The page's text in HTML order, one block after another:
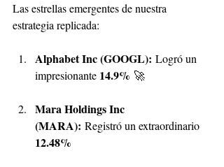
Las estrellas emergentes de nuestra
estrategia replicada:
Alphabet Inc (GOOGL): Logró un
impresionante 14.9% 🚀
Mara Holdings Inc
(MARA): Registró un extraordinario
12.48%